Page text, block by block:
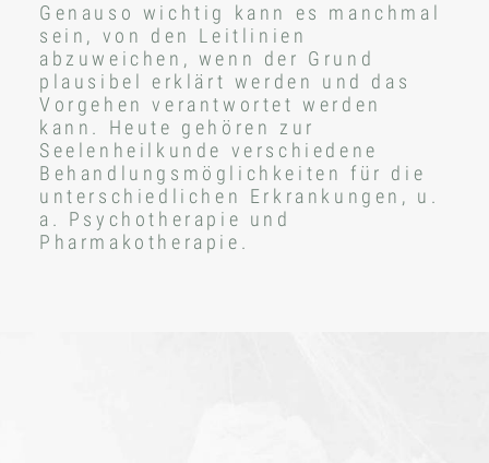
Genauso wichtig kann es manchmal
sein, von den Leitlinien
abzuweichen, wenn der Grund
plausibel erklärt werden und das
Vorgehen verantwortet werden
kann. Heute gehören zur
Seelenheilkunde verschiedene
Behandlungsmöglichkeiten für die
unterschiedlichen Erkrankungen, u.
a. Psychotherapie und
Pharmakotherapie.